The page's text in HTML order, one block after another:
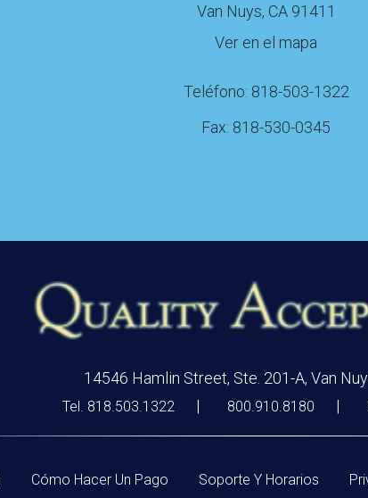
Van Nuys, CA 91411
Ver en el mapa
Teléfono: 818-503-1322
Fax: 818-530-0345
14546 Hamlin Street, Ste. 201-A, Van
Tel. 818.503.1322 800.910.8180
Cómo Hacer Un Pago Soporte Y Horarios